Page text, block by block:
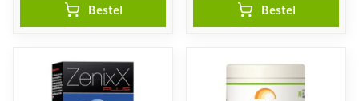
Bestel Bestel